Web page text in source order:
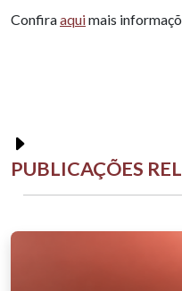
Confiraaquimais
PUBLICAÇÕES